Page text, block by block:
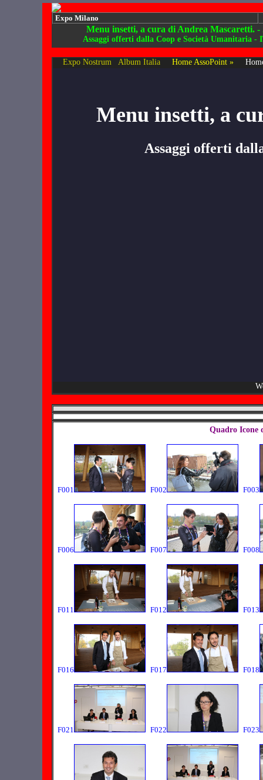
Expo Milano
Menu insetti, a cura di Andrea Mascaretti. -
Assaggi offerti dalla Coop e Società Umanitaria -
Expo Nostrum Album Italia Home AssoPoint »
Menu insetti, a
Assaggi offerti
Quadro Icone
F001 F002 F003
F006 F007 F008
F011 F012 F013
F016 F017 F018
F021 F022 F023